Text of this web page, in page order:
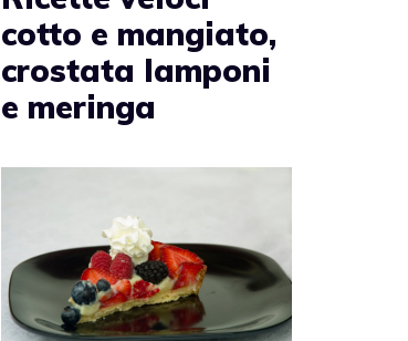
cotto e mangiato,
crostata lamponi
e meringa